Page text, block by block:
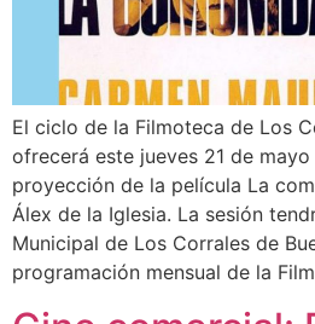
El ciclo de la Filmoteca de Los
ofrecerá este jueves 21 de
proyección de la película La
Álex de la Iglesia. La sesión
Municipal de Los Corrales de
programación mensual de la